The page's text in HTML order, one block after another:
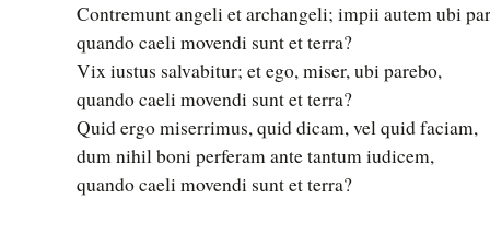
Contremunt angeli et archangeli; impii autem ubi
quando caeli movendi sunt et terra?
Vix iustus salvabitur; et ego, miser, ubi parebo,
quando caeli movendi sunt et terra?
Quid ergo miserrimus, quid dicam, vel quid faciam,
dum nihil boni perferam ante tantum iudicem,
quando caeli movendi sunt et terra?